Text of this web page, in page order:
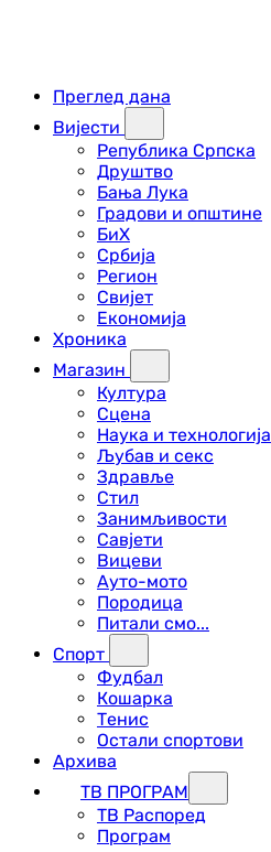
Преглед дана
Вијести
Република Српска
Друштво
Бања Лука
Градови и општине
БиХ
Србија
Регион
Свијет
Економија
Хроника
Магазин
Култура
Сцена
Наука и технологија
Љубав и секс
Здравље
Стил
Занимљивости
Савјети
Вицеви
Ауто-мото
Породица
Питали смо...
Спорт
Фудбал
Кошарка
Тенис
Остали спортови
Архива
ТВ ПРОГРАМ
ТВ Распоред
Програм